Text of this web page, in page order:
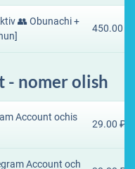
👥 Obunachi +
450.00 ₽
- nomer olish
Account ochis
29.00 ₽
Account och